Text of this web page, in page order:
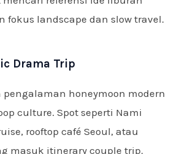
fokus landscape dan slow travel.
Drama Trip
pengalaman honeymoon modern
culture. Spot seperti Nami
rooftop café Seoul, atau
masuk itinerary couple trip.